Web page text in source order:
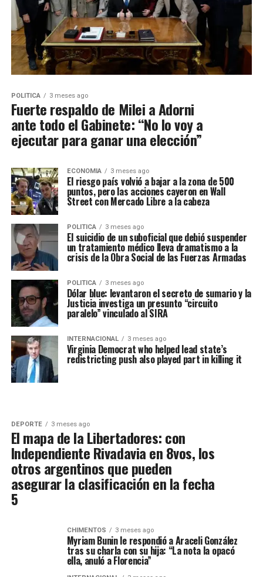
POLITICA 3 meses ago
Fuerte respaldo de Milei a Adorni
ante todo el Gabinete: “No lo voy a
ejecutar para ganar una elección”
ECONOMIA 3 meses ago
El riesgo país volvió a bajar a la zona de 500
puntos, pero las acciones cayeron en Wall
Street con Mercado Libre a la cabeza
POLITICA 3 meses ago
El suicidio de un suboficial que debió suspender
un tratamiento médico lleva dramatismo a la
crisis de la Obra Social de las Fuerzas Armadas
POLITICA 3 meses ago
Dólar blue: levantaron el secreto de sumario y la
Justicia investiga un presunto “circuito
paralelo” vinculado al SIRA
INTERNACIONAL 3 meses ago
Virginia Democrat who helped lead state’s
redistricting push also played part in killing it
DEPORTE 3 meses ago
El mapa de la Libertadores: con
Independiente Rivadavia en 8vos, los
otros argentinos que pueden
asegurar la clasificación en la fecha
5
CHIMENTOS 3 meses ago
Myriam Bunin le respondió a Araceli González
tras su charla con su hija: “La nota la opacó
ella, anuló a Florencia”